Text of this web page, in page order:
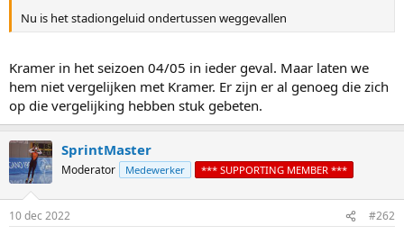
Nu is het stadiongeluid ondertussen weggevallen
Kramer in het seizoen 04/05 in ieder geval. Maar laten we
hem niet vergelijken met Kramer. Er zijn er al genoeg die zich
op die vergelijking hebben stuk gebeten.
SprintMaster
Moderator Medewerker *** SUPPORTING MEMBER ***
10 dec 2022 #262